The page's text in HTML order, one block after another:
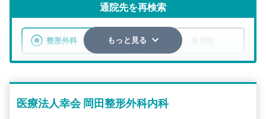
通院先を再検索
整形外科 整骨院・接骨院
検索する
もっと見る
医療法人幸会 岡田整形外科内科